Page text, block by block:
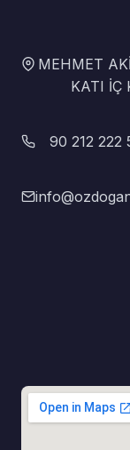
MEHMET
KATI İÇ
90 212 222